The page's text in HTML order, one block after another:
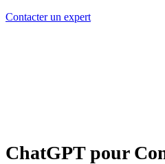
Contacter un expert
ChatGPT pour